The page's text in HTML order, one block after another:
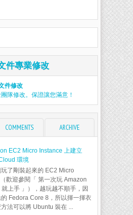
件專業修改
件修改
隊修改。保證讓您滿意！
COMMENTS ARCHIVE
EC2 Micro Instance 上建立
環境
了剛裝起來的 EC2 Micro
歡迎參閱「 第一次玩 Amazon
上手 」），越玩越不順手，因
Fedora Core 8，所以揮一揮衣
法可以將 Ubuntu 裝在 ...